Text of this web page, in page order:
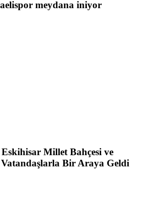
meydana iniyor
Millet Bahçesi ve
Bir Araya Geldi